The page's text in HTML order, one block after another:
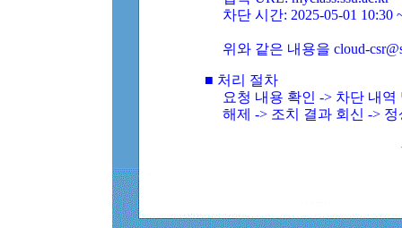
차단 시간: 2025-05-01 10:30
위와 같은 내용을 cloud-
■ 처리 절차
요청 내용 확인 -> 차단 내
해제 -> 조치 결과 회신 ->